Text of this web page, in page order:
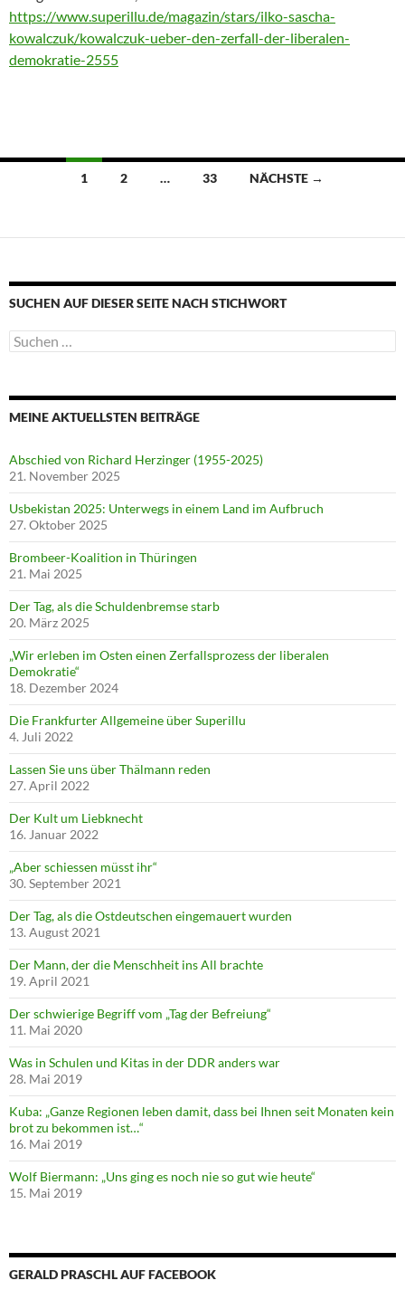
https://www.superillu.de/magazin/stars/ilko-sascha-
kowalczuk/kowalczuk-ueber-den-zerfall-der-liberalen-
demokratie-2555
Beitragsnavigation
1 2 … 33 NÄCHSTE →
SUCHEN AUF DIESER SEITE NACH STICHWORT
Suche
nach:
MEINE AKTUELLSTEN BEITRÄGE
Abschied von Richard Herzinger (1955-2025)
21. November 2025
Usbekistan 2025: Unterwegs in einem Land im Aufbruch
27. Oktober 2025
Brombeer-Koalition in Thüringen
21. Mai 2025
Der Tag, als die Schuldenbremse starb
20. März 2025
„Wir erleben im Osten einen Zerfallsprozess der liberalen
Demokratie“
18. Dezember 2024
Die Frankfurter Allgemeine über Superillu
4. Juli 2022
Lassen Sie uns über Thälmann reden
27. April 2022
Der Kult um Liebknecht
16. Januar 2022
„Aber schiessen müsst ihr“
30. September 2021
Der Tag, als die Ostdeutschen eingemauert wurden
13. August 2021
Der Mann, der die Menschheit ins All brachte
19. April 2021
Der schwierige Begriff vom „Tag der Befreiung“
11. Mai 2020
Was in Schulen und Kitas in der DDR anders war
28. Mai 2019
Kuba: „Ganze Regionen leben damit, dass bei Ihnen seit Monaten kein
brot zu bekommen ist…“
16. Mai 2019
Wolf Biermann: „Uns ging es noch nie so gut wie heute“
15. Mai 2019
GERALD PRASCHL AUF FACEBOOK